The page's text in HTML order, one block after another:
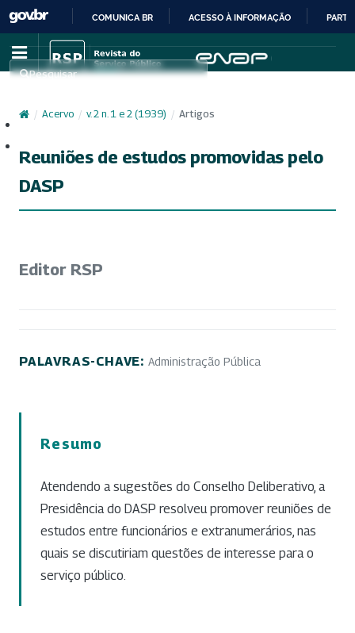
IR
PARA
CONTEÚDO
COMUNICA BR ACESSO À INFORMAÇÃO
Pesquisar
/ Acervo / v. 2 n. 1 e 2 (1939) / Artigos
Reuniões de estudos promovidas pelo
DASP
Editor RSP
PALAVRAS-CHAVE: Administração Pública
Resumo
Atendendo a sugestões do Conselho Deliberativo, a
Presidência do DASP resolveu promover reuniões de
estudos entre funcionários e extranumerários, nas
quais se discutiriam questões de interesse para o
serviço público.